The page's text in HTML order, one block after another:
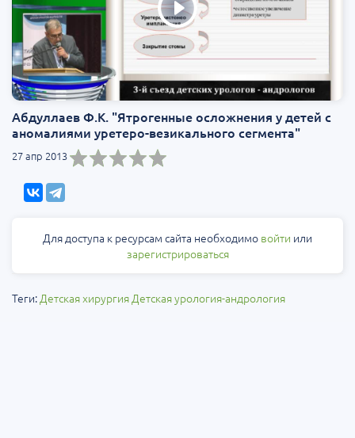
Абдуллаев Ф.К. "Ятрогенные осложнения у детей с
аномалиями уретеро-везикального сегмента"
27 апр 2013
Для доступа к ресурсам сайта необходимо войти или
зарегистрироваться
Теги:Детская хирургияДетская урология-андрология